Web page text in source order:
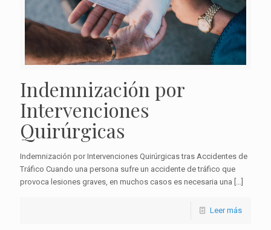
Indemnización por
Intervenciones
Quirúrgicas
Indemnización por Intervenciones Quirúrgicas tras Accidentes de
Tráfico Cuando una persona sufre un accidente de tráfico que
provoca lesiones graves, en muchos casos es necesaria una
Leer más